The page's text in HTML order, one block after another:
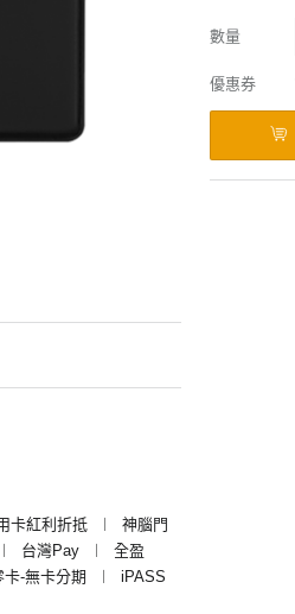
卡紅利折抵 ︱
神腦門
︱ 台灣Pay ︱
全盈
卡-無卡分期 ︱
iPASS
數量
優惠券